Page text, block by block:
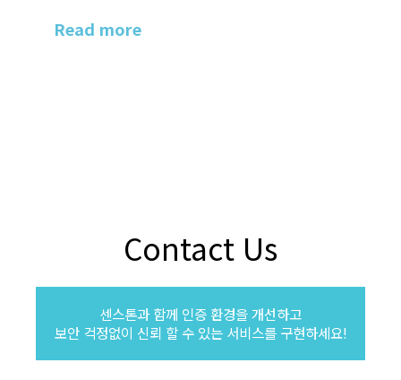
Read more
Contact Us
센스톤과 함께 인증 환경을 개선하고
보안 걱정없이 신뢰 할 수 있는 서비스를 구현하세요!